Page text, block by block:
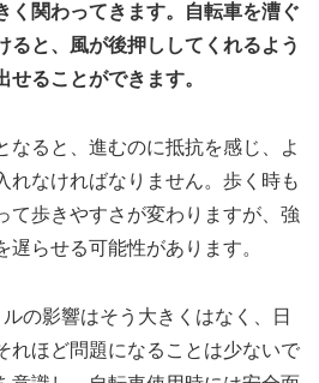
く関わってきます。自転車を漕ぐ
ると、風が後押ししてくれるよう
ることができます。
なると、進むのに抵抗を感じ、よ
れなければなりません。歩く時も
て歩きやすさが変わりますが、強
らせる可能性があります。
の影響はそう大きくはなく、日
れほど問題になることは少ないで